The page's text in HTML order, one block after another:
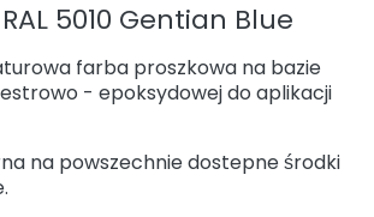
5010 Gentian Blue
farba proszkowa na bazie
- epoksydowej do aplikacji
na powszechnie dostepne środki